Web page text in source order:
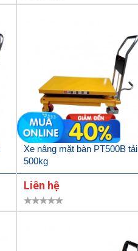
Xe nâng mặt bàn PT500B tải
500kg
Liên hệ